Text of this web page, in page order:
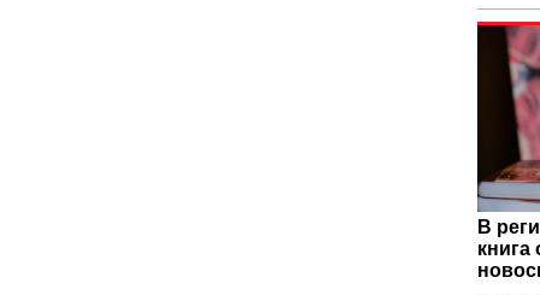
В
книга